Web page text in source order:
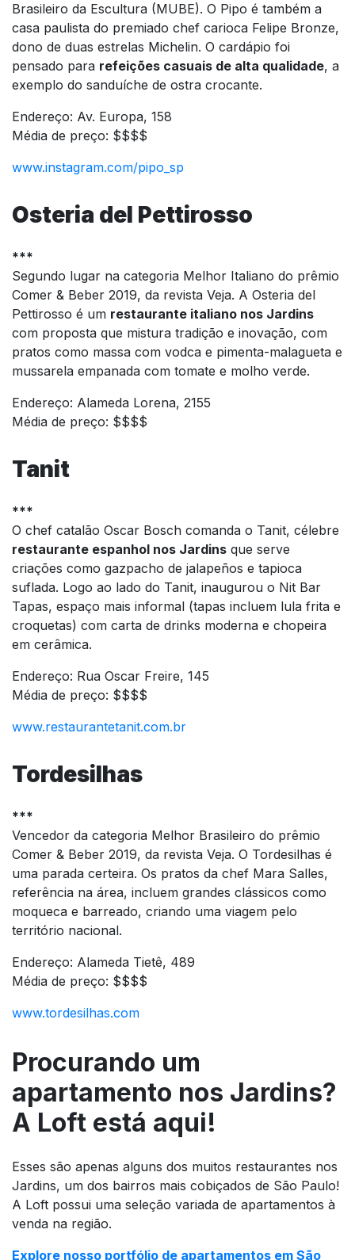
Brasileiro da Escultura (MUBE). O Pipo é também a
casa paulista do premiado chef carioca Felipe Bronze,
dono de duas estrelas Michelin. O cardápio foi
pensado para refeições casuais de alta qualidade, a
exemplo do sanduíche de ostra crocante.
Endereço: Av. Europa, 158
Média de preço: $$$$
www.instagram.com/pipo_sp
Osteria del Pettirosso
***
Segundo lugar na categoria Melhor Italiano do prêmio
Comer & Beber 2019, da revista Veja. A Osteria del
Pettirosso é um restaurante italiano nos Jardins
com proposta que mistura tradição e inovação, com
pratos como massa com vodca e pimenta-malagueta e
mussarela empanada com tomate e molho verde.
Endereço: Alameda Lorena, 2155
Média de preço: $$$$
Tanit
***
O chef catalão Oscar Bosch comanda o Tanit, célebre
restaurante espanhol nos Jardins que serve
criações como gazpacho de jalapeños e tapioca
suflada. Logo ao lado do Tanit, inaugurou o Nit Bar
Tapas, espaço mais informal (tapas incluem lula frita e
croquetas) com carta de drinks moderna e chopeira
em cerâmica.
Endereço: Rua Oscar Freire, 145
Média de preço: $$$$
www.restaurantetanit.com.br
Tordesilhas
***
Vencedor da categoria Melhor Brasileiro do prêmio
Comer & Beber 2019, da revista Veja. O Tordesilhas é
uma parada certeira. Os pratos da chef Mara Salles,
referência na área, incluem grandes clássicos como
moqueca e barreado, criando uma viagem pelo
território nacional.
Endereço: Alameda Tietê, 489
Média de preço: $$$$
www.tordesilhas.com
Procurando um
apartamento nos Jardins?
A Loft está aqui!
Esses são apenas alguns dos muitos restaurantes nos
Jardins, um dos bairros mais cobiçados de São Paulo!
A Loft possui uma seleção variada de apartamentos à
venda na região.
Explore nosso portfólio de apartamentos em São